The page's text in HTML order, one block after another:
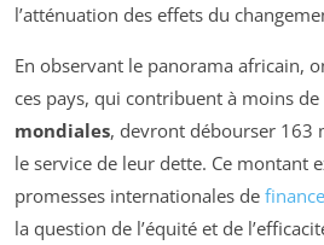
l’atténuation des effets du
En observant le panorama africain,
ces pays, qui contribuent à moins de
mondiales, devront débourser 163
le service de leur dette. Ce montant
promesses internationales de
la question de l’équité et de